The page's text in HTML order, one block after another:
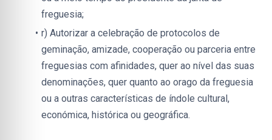
freguesia;
r) Autorizar a celebração de protocolos de
geminação, amizade, cooperação ou parceria entre
freguesias com afinidades, quer ao nível das suas
denominações, quer quanto ao orago da freguesia
ou a outras características de índole cultural,
económica, histórica ou geográfica.